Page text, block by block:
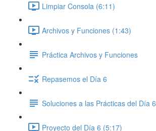
Limpiar Consola (6:11)
Archivos y Funciones (1:43)
Práctica Archivos y Funciones
Repasemos el Día 6
Soluciones a las Prácticas del Día 6
Proyecto del Día 6 (5:17)